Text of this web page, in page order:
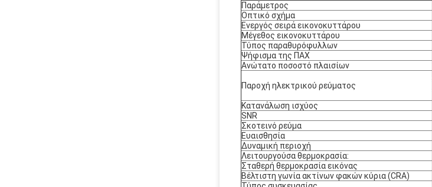
Παράμετρος
Οπτικό σχήμα
Ενεργός σειρά εικονοκυττάρου
Μέγεθος εικονοκυττάρου
Τύπος παραθυρόφυλλων
Ψήφισμα της ΠΑΧ
Ανώτατο ποσοστό πλαισίων
Παροχή ηλεκτρικού ρεύματος
Κατανάλωση ισχύος
SNR
Σκοτεινό ρεύμα
Ευαισθησία
Δυναμική περιοχή
Λειτουργούσα θερμοκρασία:
Σταθερή θερμοκρασία εικόνας
Βέλτιστη γωνία ακτίνων φακών κύρια (CRA)